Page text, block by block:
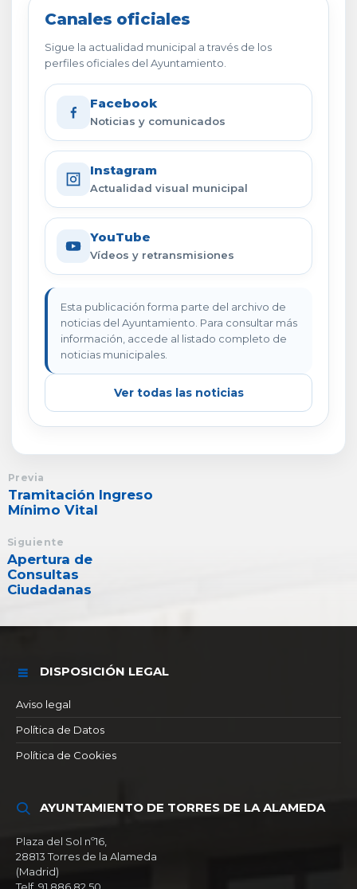
Canales oficiales
Sigue la actualidad municipal a través de los
perfiles oficiales del Ayuntamiento.
Facebook
Noticias y comunicados
Instagram
Actualidad visual municipal
YouTube
Vídeos y retransmisiones
Esta publicación forma parte del archivo de
noticias del Ayuntamiento. Para consultar más
información, accede al listado completo de
noticias municipales.
Ver todas las noticias
Previa
Tramitación Ingreso
Mínimo Vital
Siguiente
Apertura de
Consultas
Ciudadanas
DISPOSICIÓN LEGAL
Aviso legal
Política de Datos
Política de Cookies
AYUNTAMIENTO DE TORRES DE LA ALAMEDA
Plaza del Sol nº16,
28813 Torres de la Alameda
(Madrid)